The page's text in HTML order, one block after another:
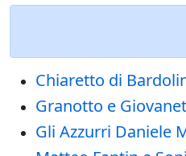
Chiaretto di
Granotto e
Gli Azzurri Daniele